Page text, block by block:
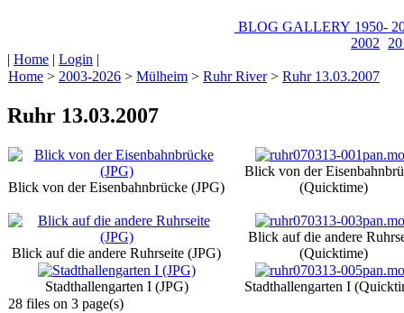
BLOG GALLERY 1950-
2002
| Home | Login |
Home > 2003-2026 > Mülheim > Ruhr River> Ruhr 13.03.2007
Ruhr 13.03.2007
Blick von der Eisenbahnbrücke (JPG)
Blick von der
(Quicktime)
Blick auf die andere Ruhrseite (JPG)
Blick auf die andere
(Quicktime)
Stadthallengarten I (JPG)
Stadthallengarten I
28 files on 3 page(s)